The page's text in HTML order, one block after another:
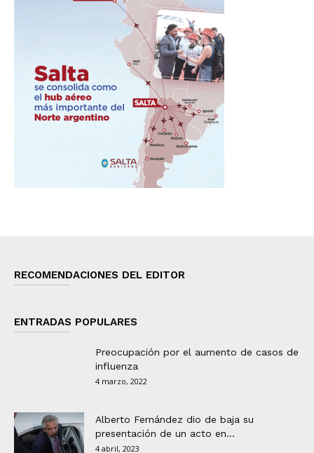
RECOMENDACIONES DEL EDITOR
ENTRADAS POPULARES
Preocupación por el aumento de casos de
influenza
4 marzo, 2022
Alberto Fernández dio de baja su
presentación de un acto en...
4 abril, 2023